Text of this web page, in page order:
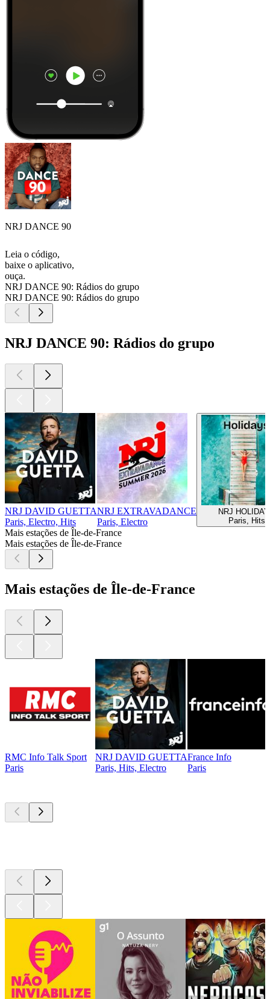
NRJ DANCE 90
Leia o código,
baixe o aplicativo,
ouça.
NRJ DANCE 90: Rádios do grupo
NRJ DANCE 90: Rádios do grupo
NRJ DANCE 90: Rádios do grupo
NRJ DAVID GUETTA
Paris, Electro, Hits
NRJ EXTRAVADANCE
Paris, Electro
NRJ
Paris, Hits
Mais estações de Île-de-France
Mais estações de Île-de-France
Mais estações de Île-de-France
RMC Info Talk Sport
Paris
NRJ DAVID GUETTA
Paris, Hits, Electro
France Info
Paris